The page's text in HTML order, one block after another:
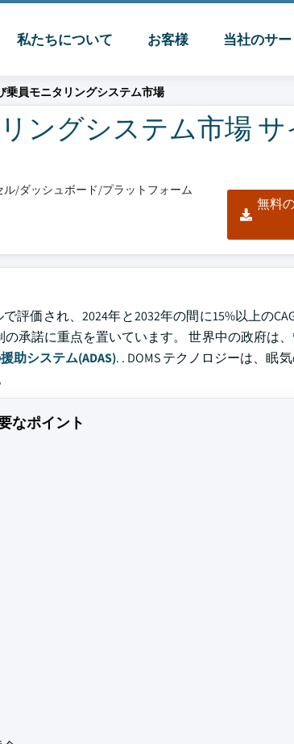
私たちについて お客様 当社のサ
乗員モニタリングシステム市場
ングシステム市場
ル/ダッシュボード/プラットフォーム
無料
評価され、2024年と2032年の間に15%以上の
承諾に重点を置いています。 世界中の政府は
助システム(ADAS). . DOMS テクノロジーは、眠
なポイント